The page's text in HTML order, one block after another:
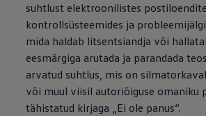
suhtlust elektroonilistes
kontrollsüsteemides ja
mida haldab litsentsiandja või
eesmärgiga arutada ja parandada
arvatud suhtlus, mis on
või muul viisil autoriõiguse omaniku
tähistatud kirjaga „Ei ole panus“.